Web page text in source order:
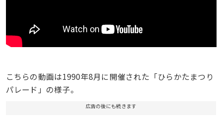
こちらの動画は1990年8月に開催された「ひらかたまつり
パレード」の様子。
広告の後にも続きます